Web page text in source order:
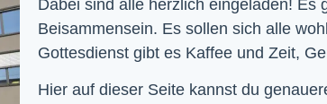
Dabei sind alle herzlich eingeladen! Es
Beisammensein. Es sollen sich alle
Gottesdienst gibt es Kaffee und Zeit,
Hier auf dieser Seite kannst du